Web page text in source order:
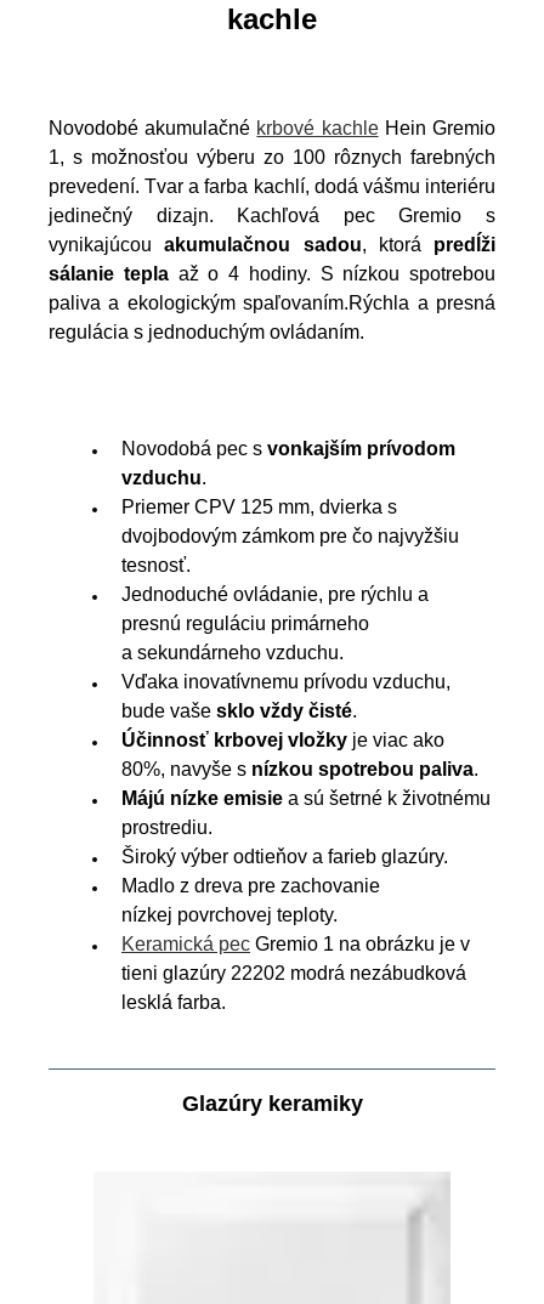
kachle
Novodobé akumulačné krbové kachleHein Gremio
1, s možnosťou výberu zo 100 rôznych farebných
prevedení. Tvar a farba kachlí, dodá vášmu interiéru
jedinečný dizajn. Kachľová pec Gremio s
vynikajúcouakumulačnou sadou, ktorá predĺži
sálanie teplaaž o 4 hodiny. S nízkou spotrebou
paliva a ekologickým spaľovaním.Rýchla a presná
regulácia s jednoduchým ovládaním.
Novodobá pec s vonkajším prívodom
vzduchu.
Priemer CPV 125 mm, dvierka s
dvojbodovým zámkom pre čo najvyžšiu
tesnosť.
Jednoduché ovládanie, pre rýchlu a
presnú reguláciu primárneho
a sekundárneho vzduchu.
Vďaka inovatívnemu prívodu vzduchu,
bude vaše sklo vždy čisté.
Účinnosť krbovej vložky je viac ako
80%, navyše s nízkou spotrebou paliva.
Májú nízke emisie a sú šetrné k životnému
prostrediu.
Široký výber odtieňov a farieb glazúry.
Madlo z dreva pre zachovanie
nízkej povrchovej teploty.
Keramická pec Gremio 1 na obrázku je v
tieni glazúry 22202 modrá nezábudková
lesklá farba.
Glazúry keramiky